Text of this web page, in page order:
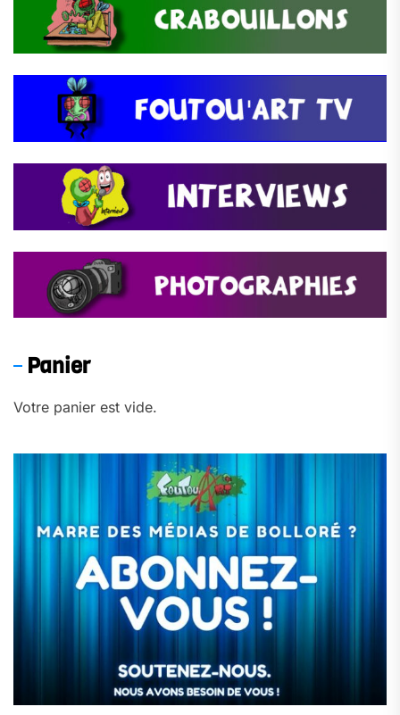
Panier
Votre panier est vide.